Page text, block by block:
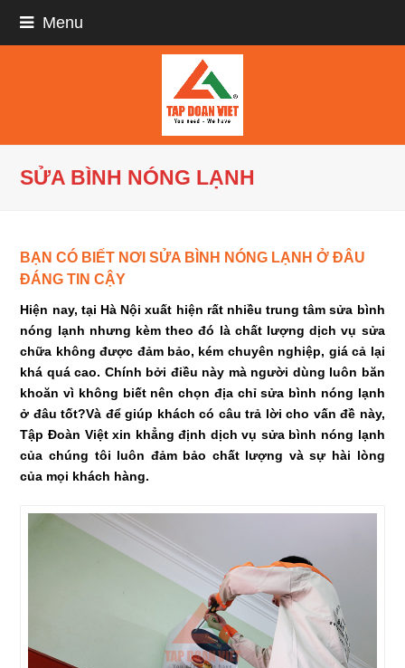
Menu
SỬA BÌNH NÓNG LẠNH
BẠN CÓ BIẾT NƠI SỬA BÌNH NÓNG LẠNH Ở ĐÂU
ĐÁNG TIN CẬY
Hiện nay, tại Hà Nội xuất hiện rất nhiều trung tâm sửa bình
nóng lạnh nhưng kèm theo đó là chất lượng dịch vụ sửa
chữa không được đảm bảo, kém chuyên nghiệp, giá cả lại
khá quá cao. Chính bởi điều này mà người dùng luôn băn
khoăn vì không biết nên chọn địa chỉ sửa bình nóng lạnh
ở đâu tốt?Và để giúp khách có câu trả lời cho vấn đề này,
Tập Đoàn Việt xin khẳng định dịch vụ sửa bình nóng lạnh
của chúng tôi luôn đảm bảo chất lượng và sự hài lòng
của mọi khách hàng.